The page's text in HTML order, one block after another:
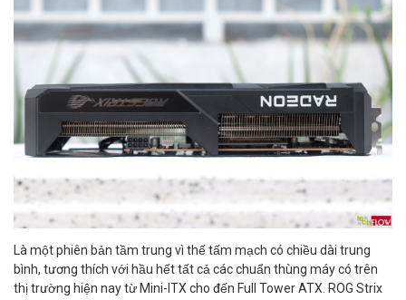
Là một phiên bản tầm trung vì thế tấm mạch có chiều dài trung
bình, tương thích với hầu hết tất cả các chuẩn thùng máy có trên
thị trường hiện nay từ Mini-ITX cho đến Full Tower ATX. ROG Strix